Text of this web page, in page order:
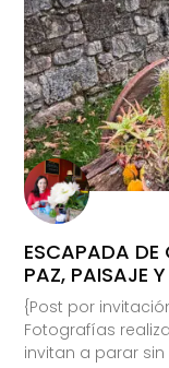
ESCAPADA DE
PAZ, PAISAJE
{Post por
Fotografías
invitan a parar sin